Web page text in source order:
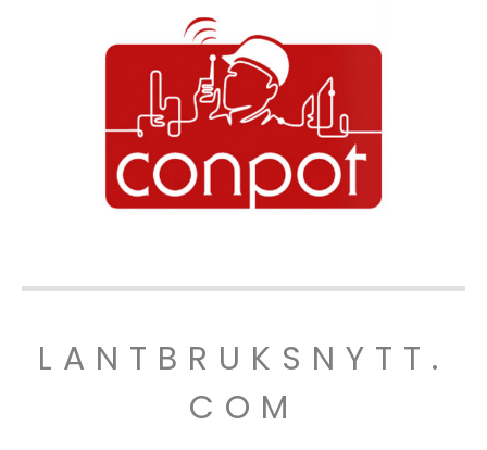
LANTBRUKSNYTT.
COM